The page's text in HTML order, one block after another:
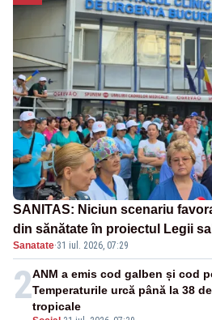
SANITAS: Niciun scenariu
din sănătate în proiectul Legii
Sanatate·31 iul. 2026, 07:29
2ANM a emis cod galben și cod
Temperaturile urcă până la 38
tropicale